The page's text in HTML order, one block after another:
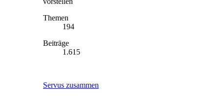
Themen
194
Beiträge
1.615
Servus zusammen